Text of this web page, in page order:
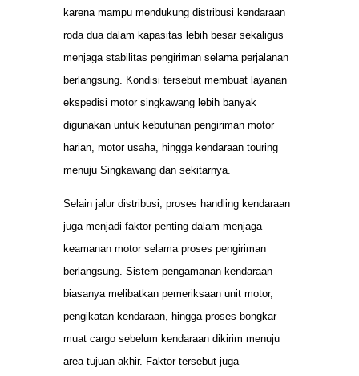
karena mampu mendukung distribusi kendaraan
roda dua dalam kapasitas lebih besar sekaligus
menjaga stabilitas pengiriman selama perjalanan
berlangsung. Kondisi tersebut membuat layanan
ekspedisi motor singkawang lebih banyak
digunakan untuk kebutuhan pengiriman motor
harian, motor usaha, hingga kendaraan touring
menuju Singkawang dan sekitarnya.
Selain jalur distribusi, proses handling kendaraan
juga menjadi faktor penting dalam menjaga
keamanan motor selama proses pengiriman
berlangsung. Sistem pengamanan kendaraan
biasanya melibatkan pemeriksaan unit motor,
pengikatan kendaraan, hingga proses bongkar
muat cargo sebelum kendaraan dikirim menuju
area tujuan akhir. Faktor tersebut juga